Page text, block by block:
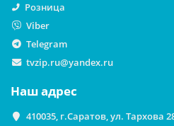
Розница
Viber
Telegram
tvzip.ru@yandex.ru
Наш адрес
410035, г.Саратов, ул. Тархова